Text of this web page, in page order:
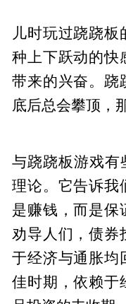
儿时玩过跷跷
种上下跃动的快
带来的兴奋。跷
底后总会攀顶，
与跷跷板游戏有
理论。它告诉我
是赚钱，而是保
劝导人们，债券
于经济与通胀均
佳时期，依赖于